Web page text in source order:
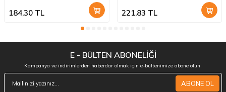
184,30 TL 221,83 TL
E - BÜLTEN ABONELİĞİ
Kampanya ve indirimlerden haberdar olmak için e-bültenimize abone olun.
ABONE OL